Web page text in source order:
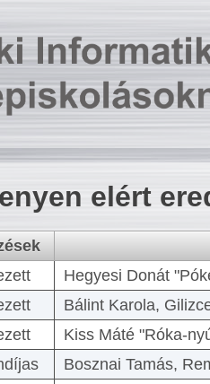
elért
Hegyesi Donát
Bálint Karola,
Kiss Máté "Róka-
Bosznai Tamás,